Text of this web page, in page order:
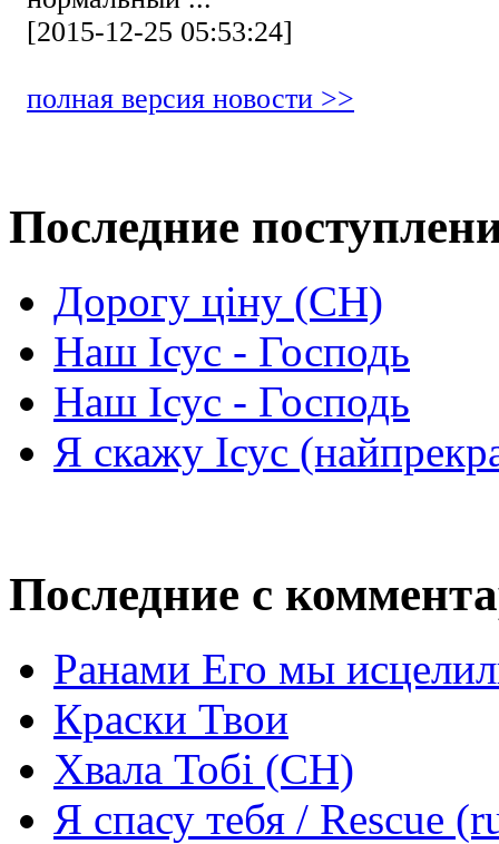
[2015-12-25 05:53:24]
полная версия новости >>
Последние
Дорогу ціну (СН)
Наш Ісус - Господь
Наш Ісус - Господь
Я скажу Ісус
Последние с
Ранами Его мы
Краски Твои
Хвала Тобі (СН)
Я спасу тебя / Rescue